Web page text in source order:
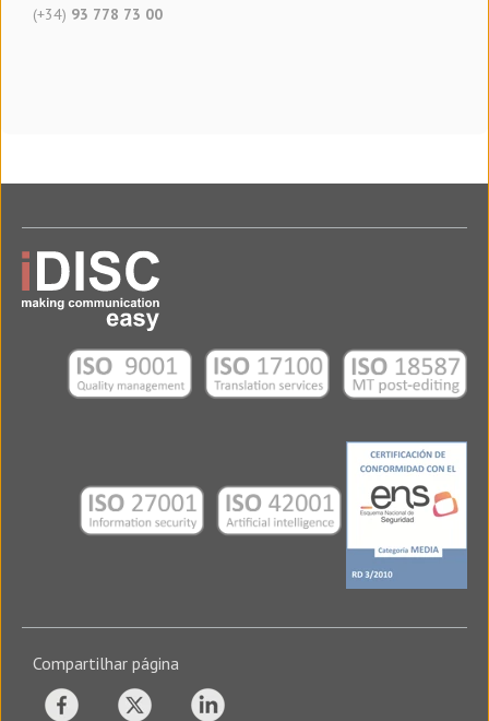
(+34) 93 778 73 00
Compartilhar página